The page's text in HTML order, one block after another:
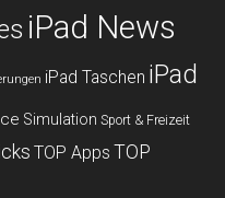
iPad News
iPad Taschen iPad
Simulation Sport & Freizeit
TOP Apps TOP